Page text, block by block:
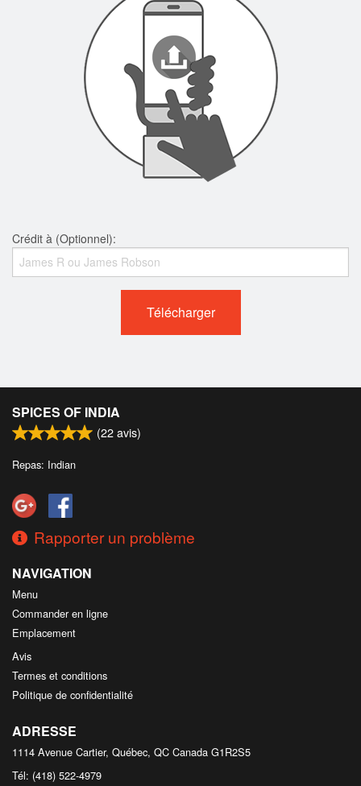
Crédit à (Optionnel):
Télécharger
SPICES OF INDIA
(22avis)
Repas: Indian
Rapporter un problème
NAVIGATION
Menu
Commander en ligne
Emplacement
Avis
Termes et conditions
Politique de confidentialité
ADRESSE
1114 Avenue Cartier, Québec, QC Canada G1R2S5
Tél: (418) 522-4979